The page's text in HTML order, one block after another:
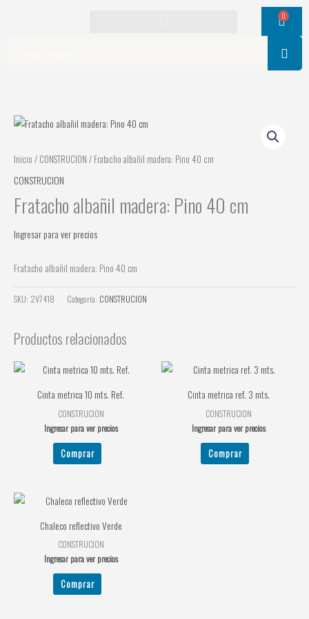
0
Cart
Inicio / CONSTRUCION / Fratacho albañil madera: Pino 40 cm
CONSTRUCION
Fratacho albañil madera: Pino 40 cm
Ingresar para ver precios
Fratacho albañil madera: Pino 40 cm
SKU: 2V7418 Categoría: CONSTRUCION
Productos relacionados
Cinta metrica 10 mts. Ref.
CONSTRUCION
Ingresar para ver precios
Comprar
Cinta metrica ref. 3 mts.
CONSTRUCION
Ingresar para ver precios
Comprar
Chaleco reflectivo Verde
CONSTRUCION
Ingresar para ver precios
Comprar